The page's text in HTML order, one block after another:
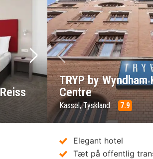
Næste billedeForrige billede
TRYP by
Centre
Kassel, Tyskland 7.9
Elegant hotel
Tæt på offentlig